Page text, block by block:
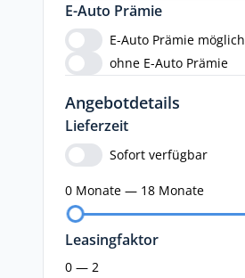
E-Auto Prämie
E-Auto Prämie möglich
ohne E-Auto Prämie
Angebotdetails
Lieferzeit
Sofort verfügbar
0 Monate — 18 Monate
Leasingfaktor
0 — 2